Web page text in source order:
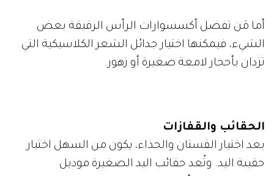
أما مَن تفضل أكسسوارات الرأس الرقيقة بعض
الشيء، فيمكنها اختيار جدائل الشعر الكلاسيكية التي
تزدان بأحجار لامعة صغيرة أو زهور.
الحقائب والقفازات
بعد اختيار الفستان والحذاء، يكون من السهل اختيار
حقيبة اليد. وتُعد حقائب اليد الصغيرة موديل